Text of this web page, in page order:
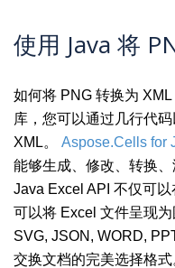
使用 Java 将
如何将 PNG 转换为
库，您可以通过几行代
XML。 Aspose.Cells for
能够生成、修改、转换、
Java Excel API 不仅可
可以将 Excel 文件呈现
SVG, JSON, WORD,
交换文档的完美选择格